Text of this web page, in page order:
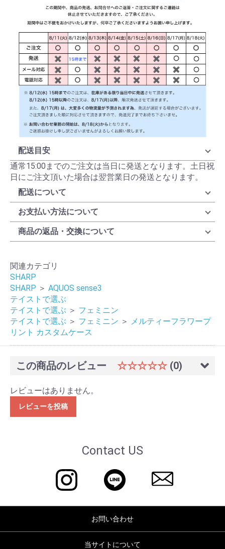
配送目安
通常15:00までのご注文は当日に発送となります。土日祝
日にご注文頂いた場合は翌営業日の発送となります。
配送について
お支払い方法について
商品の返品・交換について
関連カテゴリ
SHARP
SHARP ＞ AQUOS sense3
テイストで選ぶ
テイストで選ぶ ＞ フェミニン
テイストで選ぶ ＞ フェミニン ＞
メルティーフラワープ
リント カスタムケース
この商品のレビュー ☆☆☆☆☆ (0)
レビューはありません。
レビューを投稿
Contact US
お問い合わせ
当サイトについて